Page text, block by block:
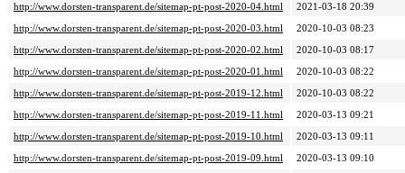
http://www.dorsten-transparent.de/sitemap-pt-post-2020-04.html
2021-03-18 20:39
http://www.dorsten-transparent.de/sitemap-pt-post-2020-03.html
2020-10-03 08:23
http://www.dorsten-transparent.de/sitemap-pt-post-2020-02.html
2020-10-03 08:17
http://www.dorsten-transparent.de/sitemap-pt-post-2020-01.html
2020-10-03 08:22
http://www.dorsten-transparent.de/sitemap-pt-post-2019-12.html
2020-10-03 08:22
http://www.dorsten-transparent.de/sitemap-pt-post-2019-11.html
2020-03-13 09:21
http://www.dorsten-transparent.de/sitemap-pt-post-2019-10.html
2020-03-13 09:11
http://www.dorsten-transparent.de/sitemap-pt-post-2019-09.html
2020-03-13 09:10